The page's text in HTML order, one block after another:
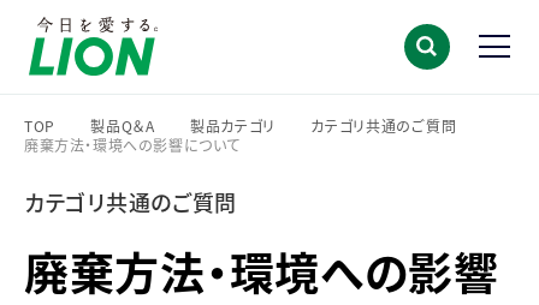
TOP
>
製品Q＆A
>
製品カテゴリ
カテゴリ共通のご質問
廃棄方法・環境への影響について
カテゴリ共通のご質問
廃棄方法・環境への影響